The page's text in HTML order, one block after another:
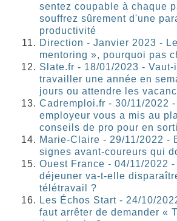
sentez coupable à chaque
souffrez sûrement d'une
productivité
Direction - Janvier 2023 -
mentoring », pourquoi pas
Slate.fr - 18/01/2023 - Vaut-
travailler une année en
jours ou attendre les
Cadremploi.fr - 30/11/2022 -
employeur vous a mis au
conseils de pro pour en
Marie-Claire - 29/11/2022 -
signes avant-coureurs qui
Ouest France - 04/11/2022
déjeuner va-t-elle
télétravail ?
Les Échos Start - 24/10/
faut arrêter de demander «